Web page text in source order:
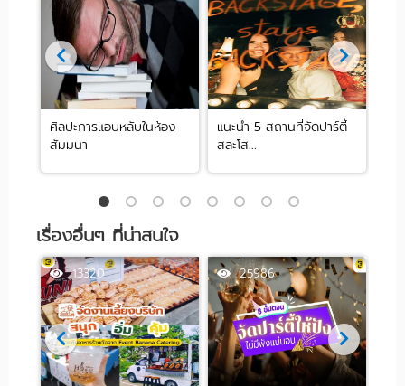
ศิลปะการแอบหลับในห้อง
สัมมนา
แนะนำ 5 สถานที่จัดปาร์ตี้
สละโส...
เรื่องอื่นๆ ที่น่าสนใจ
13320 25986